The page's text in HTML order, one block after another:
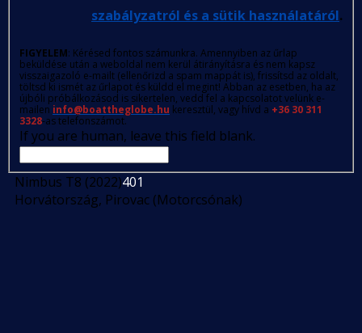
szabályzatról és a sütik használatáról.
FIGYELEM: Kérésed fontos számunkra. Amennyiben az űrlap
beküldése után a weboldal nem kerül átirányításra és nem kapsz
visszaigazoló e-mailt (ellenőrizd a spam mappát is), frissítsd az oldalt,
töltsd ki ismét az űrlapot és küldd el megint! Abban az esetben, ha az
újbóli próbálkozásod is sikertelen, vedd fel a kapcsolatot velünk e-
mailen info@boattheglobe.hu keresztül, vagy hívd a +36 30 311
3328-as telefonszámot.
If you are human, leave this field blank.
Nimbus T8 (2022)401
Horvátország, Pirovac (Motorcsónak)